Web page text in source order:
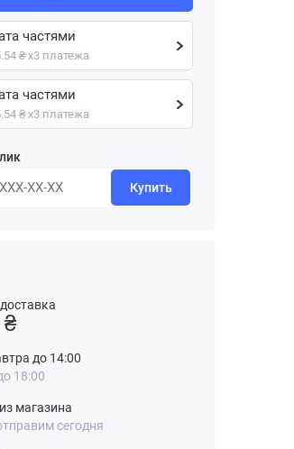
частями
₴ х3 платежа
частями
₴ х3 платежа
Купить
до 14:00
18:00
магазина
сегодня